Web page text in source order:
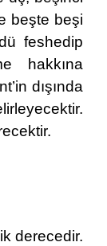
beşte beşi
feshedip
hakkına
dışında
derecedir.